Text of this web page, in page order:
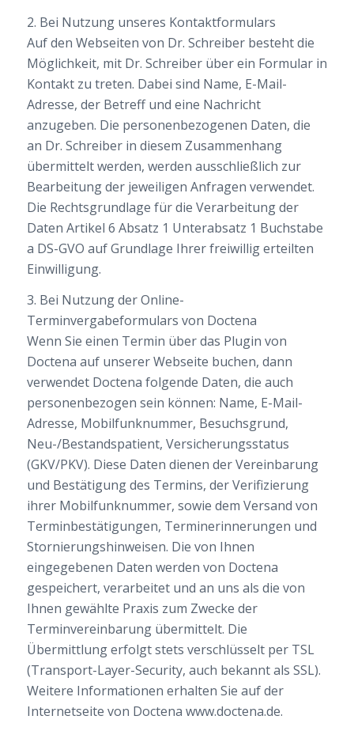
2. Bei Nutzung unseres Kontaktformulars
Auf den Webseiten von Dr. Schreiber besteht die
Möglichkeit, mit Dr. Schreiber über ein Formular in
Kontakt zu treten. Dabei sind Name, E-Mail-
Adresse, der Betreff und eine Nachricht
anzugeben. Die personenbezogenen Daten, die
an Dr. Schreiber in diesem Zusammenhang
übermittelt werden, werden ausschließlich zur
Bearbeitung der jeweiligen Anfragen verwendet.
Die Rechtsgrundlage für die Verarbeitung der
Daten Artikel 6 Absatz 1 Unterabsatz 1 Buchstabe
a DS-GVO auf Grundlage Ihrer freiwillig erteilten
Einwilligung.
3. Bei Nutzung der Online-
Terminvergabeformulars von Doctena
Wenn Sie einen Termin über das Plugin von
Doctena auf unserer Webseite buchen, dann
verwendet Doctena folgende Daten, die auch
personenbezogen sein können: Name, E-Mail-
Adresse, Mobilfunknummer, Besuchsgrund,
Neu-/Bestandspatient, Versicherungsstatus
(GKV/PKV). Diese Daten dienen der Vereinbarung
und Bestätigung des Termins, der Verifizierung
ihrer Mobilfunknummer, sowie dem Versand von
Terminbestätigungen, Terminerinnerungen und
Stornierungshinweisen. Die von Ihnen
eingegebenen Daten werden von Doctena
gespeichert, verarbeitet und an uns als die von
Ihnen gewählte Praxis zum Zwecke der
Terminvereinbarung übermittelt. Die
Übermittlung erfolgt stets verschlüsselt per TSL
(Transport-Layer-Security, auch bekannt als SSL).
Weitere Informationen erhalten Sie auf der
Internetseite von Doctena www.doctena.de.